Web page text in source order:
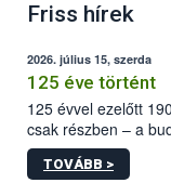
Friss hírek
2026. július 15, szerda
125 éve történt
125 évvel ezelőtt
csak részben – a
állomás a Kis Rókus
tervezett új épületébe.
TOVÁBB >